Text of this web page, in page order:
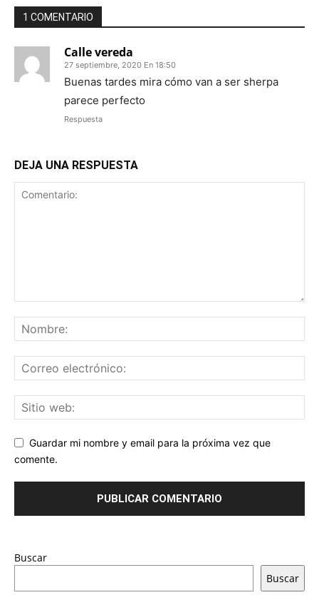
1 COMENTARIO
Calle vereda
27 septiembre, 2020 En 18:50
Buenas tardes mira cómo van a ser sherpa
parece perfecto
Respuesta
DEJA UNA RESPUESTA
Guardar mi nombre y email para la próxima vez que
comente.
Buscar
Buscar